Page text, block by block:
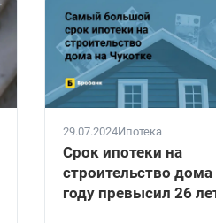
29.07.2024Ипотека
Срок ипотеки на
строительство
году превысил 26